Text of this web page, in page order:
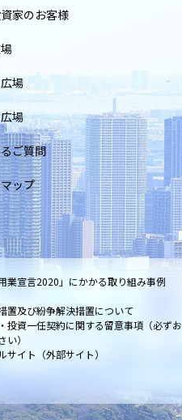
家のお客様
場
場
ご質問
ップ
業宣言2020」にかかる取り組み事例
置及び紛争解決措置について
投資一任契約に関する留意事項（必ずお
い）
サイト（外部サイト）